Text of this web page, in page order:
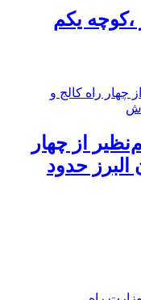
،کوچه یکم
از چهار
البرز حدود